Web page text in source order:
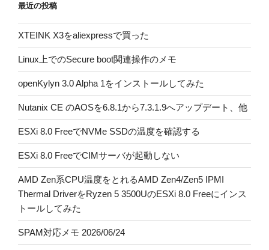
最近の投稿
XTEINK X3をaliexpressで買った
Linux上でのSecure boot関連操作のメモ
openKylyn 3.0 Alpha 1をインストールしてみた
Nutanix CE のAOSを6.8.1から7.3.1.9へアップデート、他
ESXi 8.0 FreeでNVMe SSDの温度を確認する
ESXi 8.0 FreeでCIMサーバが起動しない
AMD Zen系CPU温度をとれるAMD Zen4/Zen5 IPMI
Thermal DriverをRyzen 5 3500UのESXi 8.0 Freeにインス
トールしてみた
SPAM対応メモ 2026/06/24